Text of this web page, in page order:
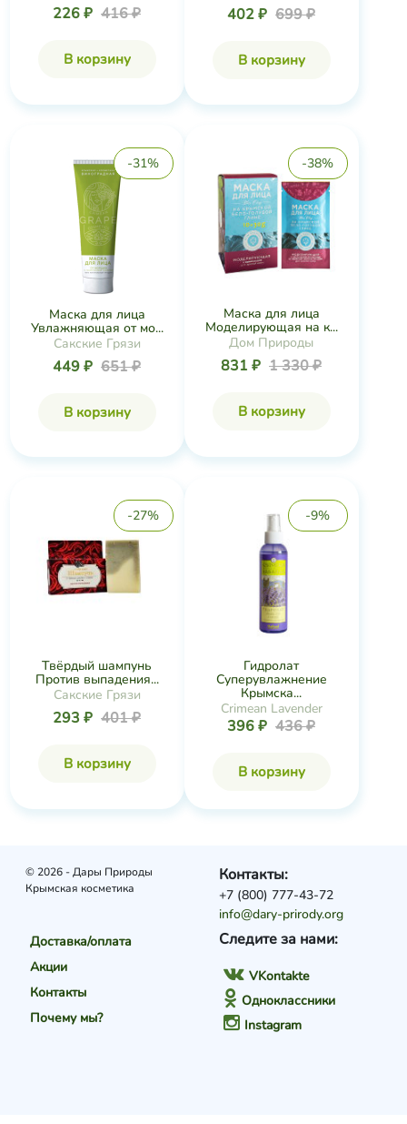
226 ₽ 416 ₽
В корзину
402 ₽ 699 ₽
В корзину
-31%
Маска для лица
Увлажняющая от мо...
Сакские Грязи
449 ₽ 651 ₽
В корзину
-38%
Маска для лица
Моделирующая на к...
Дом Природы
831 ₽ 1 330 ₽
В корзину
-27%
Твёрдый шампунь
Против выпадения...
Сакские Грязи
293 ₽ 401 ₽
В корзину
-9%
Гидролат
Суперувлажнение
Крымска...
Crimean Lavender
396 ₽ 436 ₽
В корзину
© 2026 - Дары Природы
Крымская косметика
Доставка/оплата
Акции
Контакты
Почему мы?
Следите за нами:
VKontakte
Одноклассники
Instagram
Контакты:
+7 (800) 777-43-72
info@dary-prirody.org